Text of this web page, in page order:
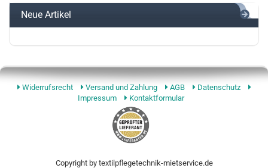
Neue Artikel
Widerrufsrecht Versand und Zahlung AGB
Datenschutz
Impressum
Kontaktformular
Copyright by textilpflegetechnik-mietservice.de